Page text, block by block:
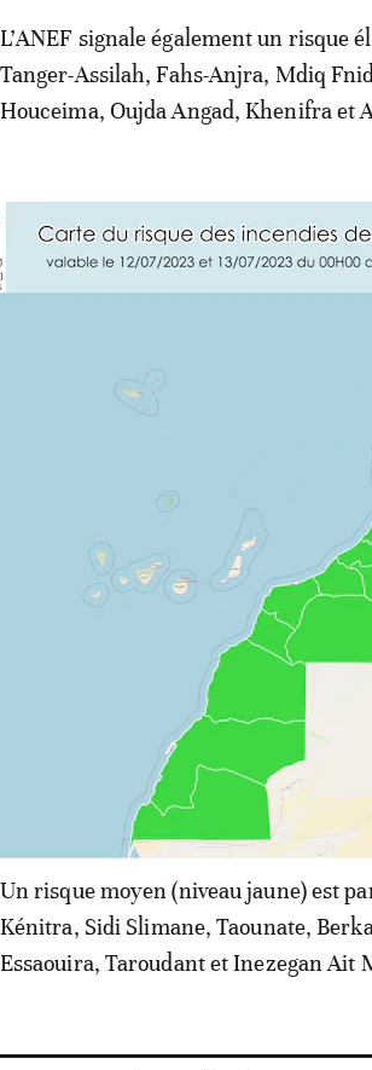
L’ANEF signale également un risque
Tanger-Assilah, Fahs-Anjra, Mdiq
Houceima, Oujda Angad, Khenifra et
Un risque moyen (niveau jaune) est
Kénitra, Sidi Slimane, Taounate,
Essaouira, Taroudant et Inezegan Ait